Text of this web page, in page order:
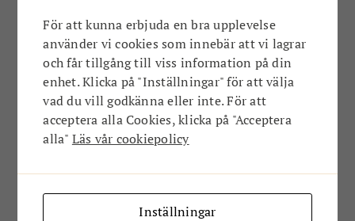
Priset syftar till att lyfta fram företag,
organisationer eller personer som på något sätt
agerar hållbart i sin gärning och gör det bättre för
Blekinge och blekingebor.
”Det känns väldigt pirrigt!TarkettochRonnebyhus
också nominerade så konkurrensen är hård.” Håll
tummarna, den 4 oktober vet vi hur det går.
Videospelare
För att kunna erbjuda en bra upplevelse
använder vi cookies som innebär att vi lagrar
och får tillgång till viss information på din
enhet. Klicka på "Inställningar" för att välja
vad du vill godkänna eller inte. För att
acceptera alla Cookies, klicka på "Acceptera
alla" Läs vår cookiepolicy
Inställningar